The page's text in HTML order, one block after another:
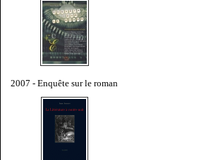
2007 - Enquête sur le roman